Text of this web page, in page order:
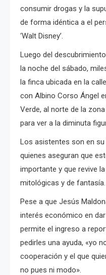
consumir drogas y la
de forma idéntica a el
‘Walt Disney’.
Luego del descubrimiento
la noche del sábado,
la finca ubicada en la
con Albino Corso Ángel
Verde, al norte de la
para ver a la diminuta
Los asistentes son en
quienes aseguran que
importante y que revive
mitológicas y de fantasía.
Pese a que Jesús
interés económico en
permite el ingreso a
pedirles una ayuda, «yo
cooperación y el que
no pues ni modo».